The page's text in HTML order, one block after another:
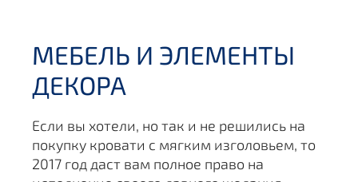
МЕБЕЛЬ И ЭЛЕМЕНТЫ
ДЕКОРА
Если вы хотели, но так и не решились на
покупку кровати с мягким изголовьем, то
2017 год даст вам полное право на